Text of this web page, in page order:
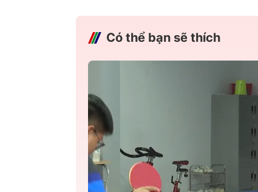
Có thể bạn sẽ thích